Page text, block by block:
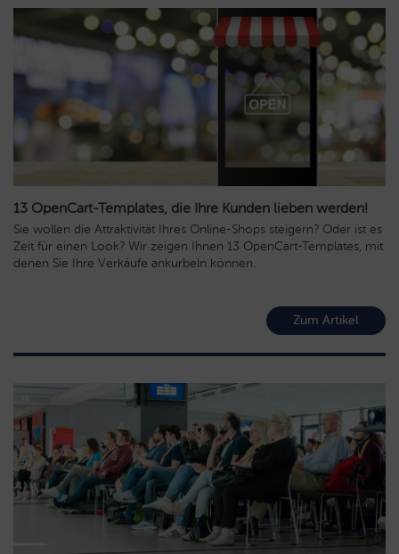
13 OpenCart-Templates, die Ihre Kunden lieben werden!
Sie wollen die Attraktivität Ihres Online-Shops steigern? Oder ist es
Zeit für einen Look? Wir zeigen Ihnen 13 OpenCart-Templates, mit
denen Sie Ihre Verkäufe ankurbeln können.
Zum Artikel